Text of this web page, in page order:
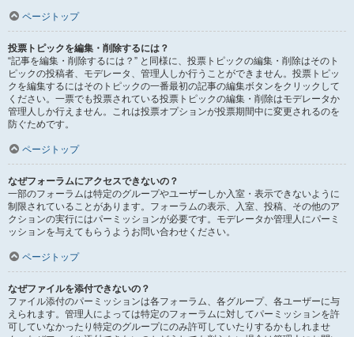
ページトップ
投票トピックを編集・削除するには？
“記事を編集・削除するには？” と同様に、投票トピックの編集・削除はそのト
ピックの投稿者、モデレータ、管理人しか行うことができません。投票トピッ
クを編集するにはそのトピックの一番最初の記事の編集ボタンをクリックして
ください。一票でも投票されている投票トピックの編集・削除はモデレータか
管理人しか行えません。これは投票オプションが投票期間中に変更されるのを
防ぐためです。
ページトップ
なぜフォーラムにアクセスできないの？
一部のフォーラムは特定のグループやユーザーしか入室・表示できないように
制限されていることがあります。フォーラムの表示、入室、投稿、その他のア
クションの実行にはパーミッションが必要です。モデレータか管理人にパーミ
ッションを与えてもらうようお問い合わせください。
ページトップ
なぜファイルを添付できないの？
ファイル添付のパーミッションは各フォーラム、各グループ、各ユーザーに与
えられます。管理人によっては特定のフォーラムに対してパーミッションを許
可していなかったり特定のグループにのみ許可していたりするかもしれませ